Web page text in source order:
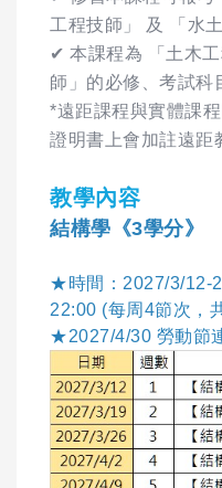
工程技師」 及 「水
✔ 本課程為 「土木
師」的必修、考試科
*遠距課程與實體課
證明書上會加註遠距
教學內容
結構學《3學分》
★時間：2027/3/12-
22:00 (每周4節次，
★2027/4/30 勞動節